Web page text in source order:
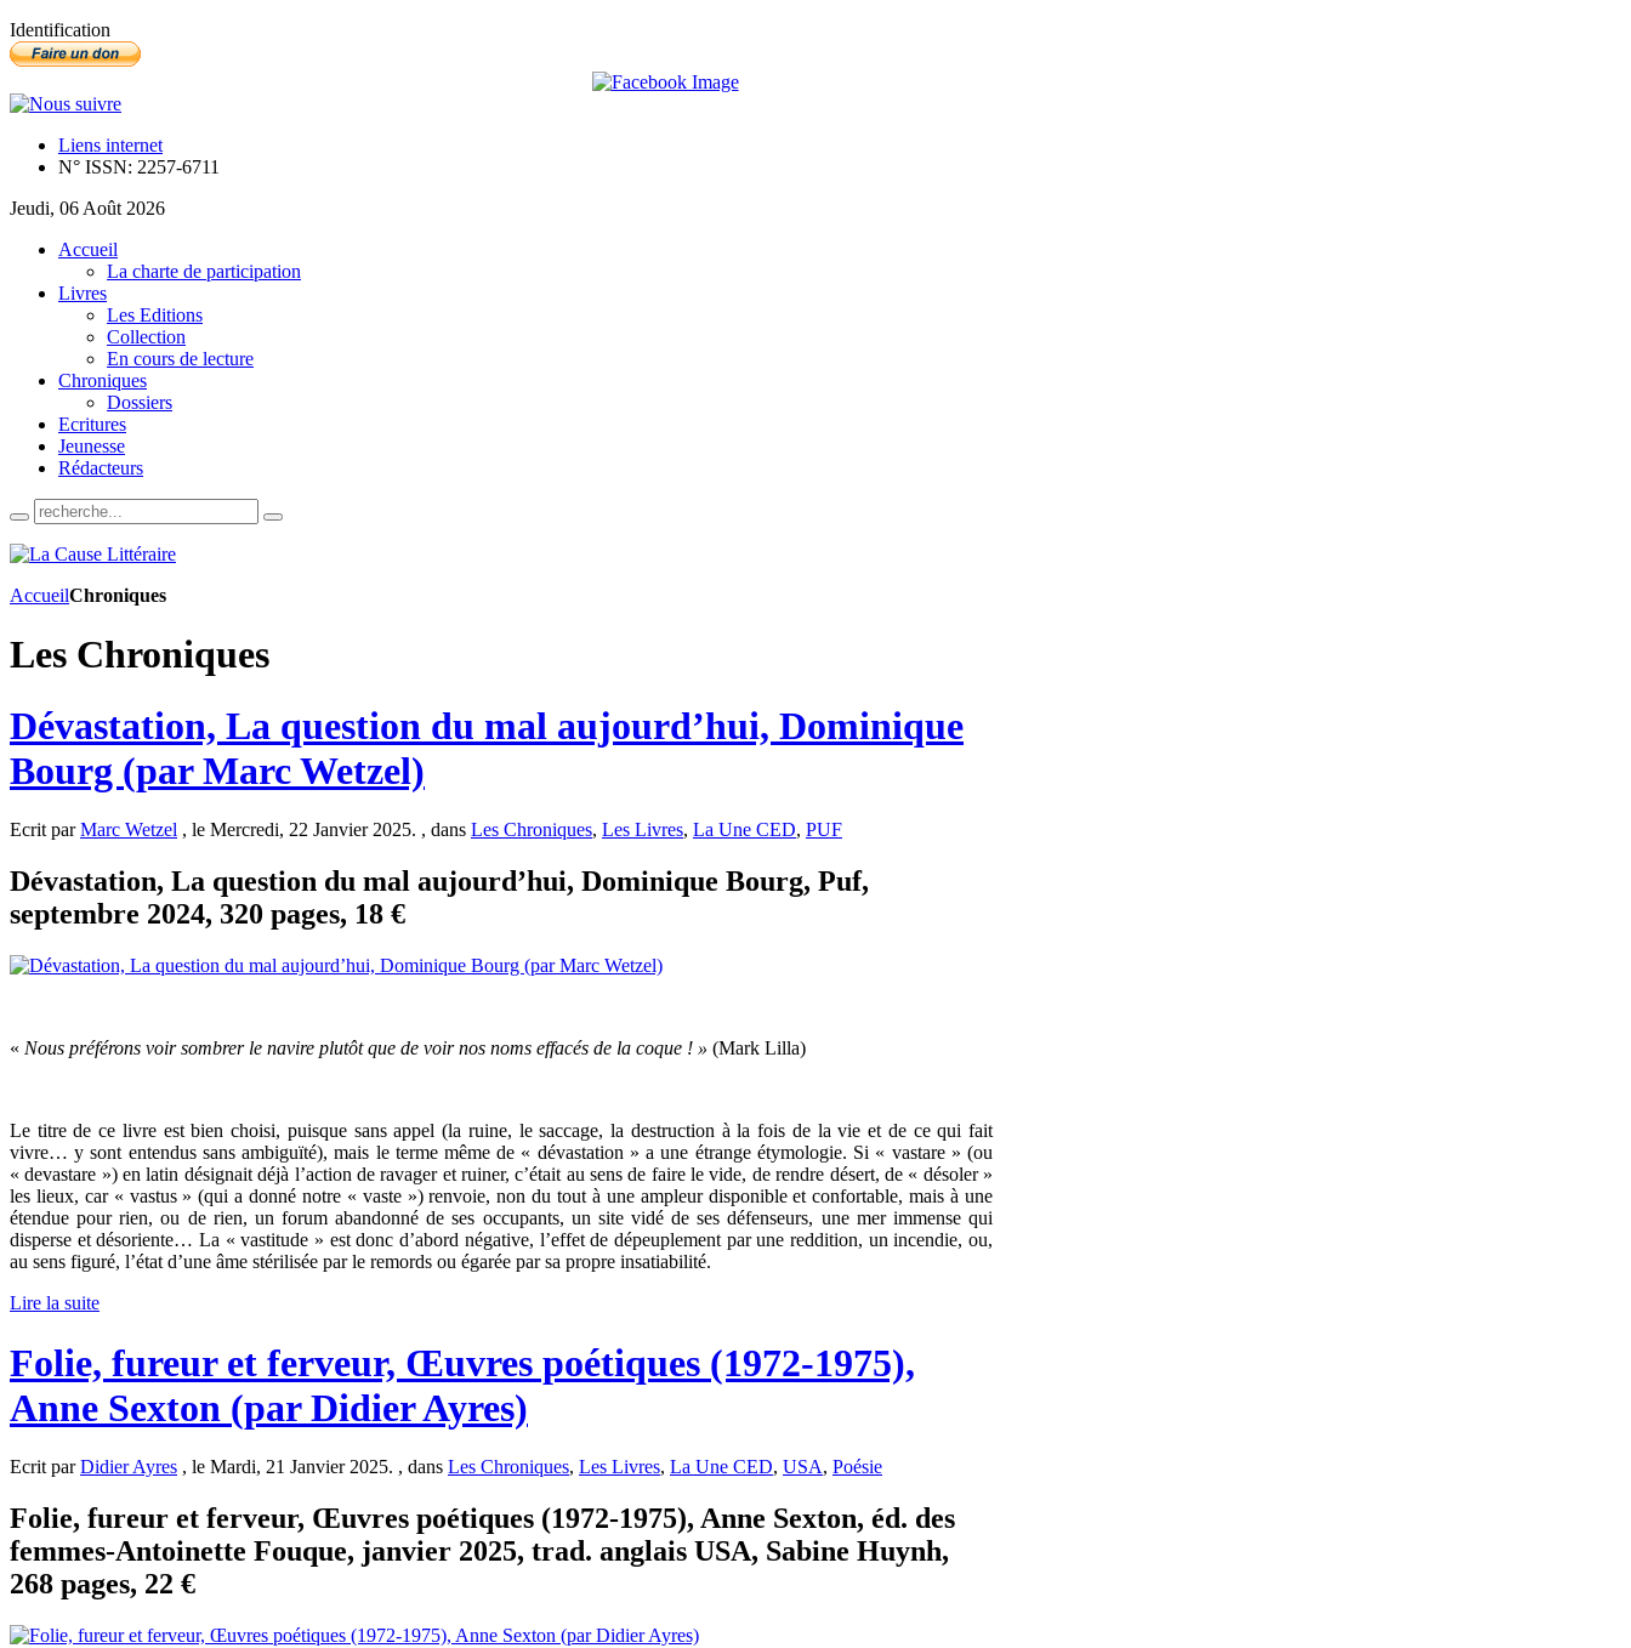
Identification
Liens internet
N° ISSN: 2257-6711
Jeudi, 06 Août 2026
Accueil
La charte de participation
Livres
Les Editions
Collection
En cours de lecture
Chroniques
Dossiers
Ecritures
Jeunesse
Rédacteurs
AccueilChroniques
Les Chroniques
Dévastation, La question du mal aujourd’hui, Dominique
Bourg (par Marc Wetzel)
Ecrit parMarc Wetzel , le Mercredi, 22 Janvier 2025. , dans Les Chroniques, Les Livres, La Une CED, PUF
Dévastation, La question du mal aujourd’hui, Dominique Bourg, Puf,
septembre 2024, 320 pages, 18 €
« Nous préférons voir sombrer le navire plutôt que de voir nos noms effacés de la coque ! » (Mark Lilla)
Le titre de ce livre est bien choisi, puisque sans appel (la ruine, le saccage, la destruction à la fois de la vie et de ce qui fait
vivre… y sont entendus sans ambiguïté), mais le terme même de « dévastation » a une étrange étymologie. Si « vastare » (ou
« devastare ») en latin désignait déjà l’action de ravager et ruiner, c’était au sens de faire le vide, de rendre désert, de « désoler »
les lieux, car « vastus » (qui a donné notre « vaste ») renvoie, non du tout à une ampleur disponible et confortable, mais à une
étendue pour rien, ou de rien, un forum abandonné de ses occupants, un site vidé de ses défenseurs, une mer immense qui
disperse et désoriente… La « vastitude » est donc d’abord négative, l’effet de dépeuplement par une reddition, un incendie, ou,
au sens figuré, l’état d’une âme stérilisée par le remords ou égarée par sa propre insatiabilité.
Lire la suite
Folie, fureur et ferveur, Œuvres poétiques (1972-1975),
Anne Sexton (par Didier Ayres)
Ecrit parDidier Ayres , le Mardi, 21 Janvier 2025. , dans Les Chroniques, Les Livres, La Une CED, USA, Poésie
Folie, fureur et ferveur, Œuvres poétiques (1972-1975), Anne Sexton, éd. des
femmes-Antoinette Fouque, janvier 2025, trad. anglais USA, Sabine Huynh,
268 pages, 22 €